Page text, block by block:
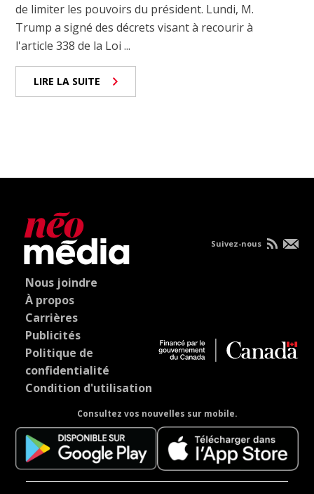
de limiter les pouvoirs du président. Lundi, M.
Trump a signé des décrets visant à recourir à
l'article 338 de la Loi ...
LIRE LA SUITE
Nous joindre
À propos
Carrières
Publicités
Politique de
confidentialité
Condition d'utilisation
Consultez vos nouvelles sur mobile.
Suivez-nous